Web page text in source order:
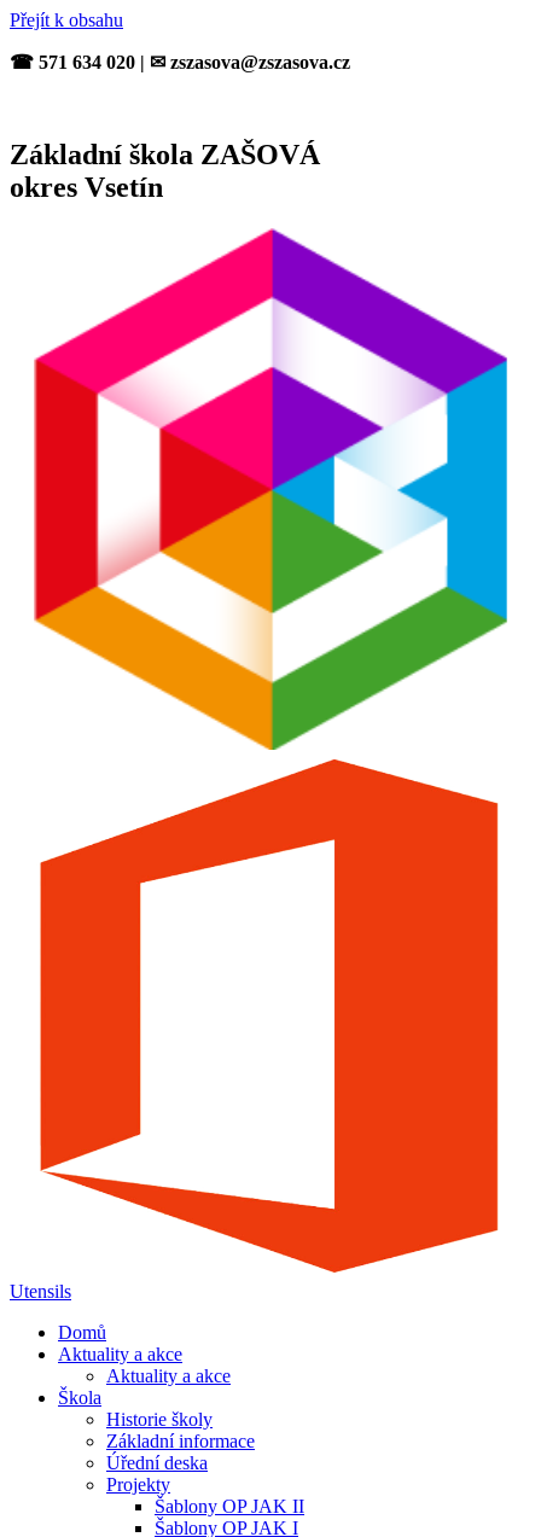
Přejít k obsahu
☎ 571 634 020 | ✉ zszasova@zszasova.cz
Základní škola ZAŠOVÁ
okres Vsetín
Utensils
Domů
Aktuality a akce
Aktuality a akce
Škola
Historie školy
Základní informace
Úřední deska
Projekty
Šablony OP JAK II
Šablony OP JAK I